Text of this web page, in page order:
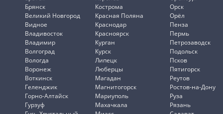
Брянск
Великий Новгород
Видное
Владивосток
Владимир
Волгоград
Вологда
Воронеж
Воткинск
Геленджик
Горно-Алтайск
Гурзуф
Кострома
Красная Поляна
Краснодар
Красноярск
Курган
Курск
Липецк
Люберцы
Магадан
Магнитогорск
Мариуполь
Махачкала
Орск
Орёл
Пенза
Пермь
Петрозаводск
Подольск
Псков
Пятигорск
Реутов
Ростов-на-Дону
Руза
Рязань